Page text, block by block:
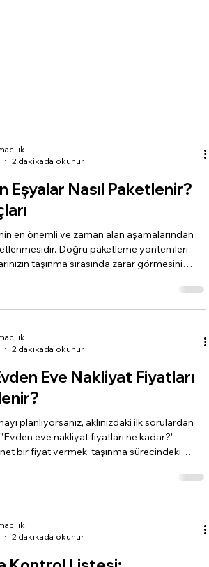
2 dakikada okunur
Eşyalar Nasıl Paketlenir?
en önemli ve zaman alan aşamalarından
Doğru paketleme yöntemleri
taşınma sırasında zarar görmesini
ev taşırken eşyalarınızı pratik ve güvenli bir
yardımcı olacak ipuçları: 1. Gerekli
edinin. Ağır eşyalar için küçük ve sağlam kol
2 dakikada okunur
Eve Nakliyat Fiyatları
aklınızdaki ilk sorulardan
eve nakliyat fiyatları ne kadar?"
nakliyat fiyatlarını etkileyen unsurları
inceleyeceğiz ve bütçenizi planlamanıza
Taşınacak eşyalarınızın
2 dakikada okunur